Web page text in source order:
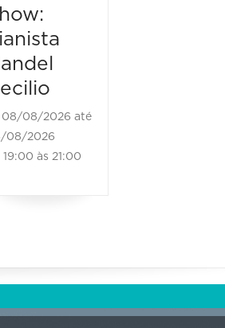
08/08/2026 até
08/2026
às 21:00